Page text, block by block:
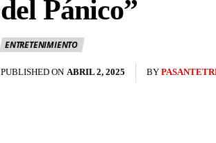
del Pánico”
ENTRETENIMIENTO
PUBLISHED ON ABRIL 2, 2025 BY